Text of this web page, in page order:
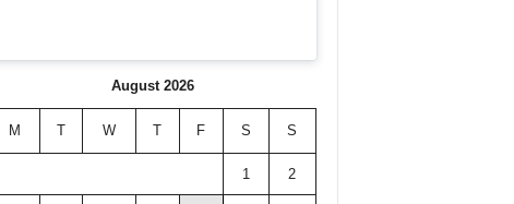
August 2026
M T W T F S S
1 2